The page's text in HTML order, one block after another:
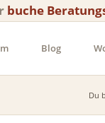
buche
Blog
Du